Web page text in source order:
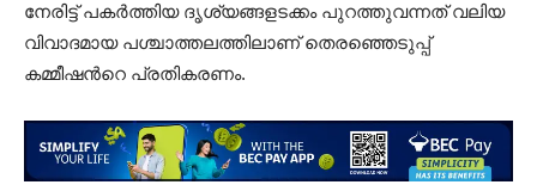
നേരിട്ട് പകർത്തിയ ദൃശ്യങ്ങളടക്കം പുറത്തുവന്നത് വലിയ
വിവാദമായ പശ്ചാത്തലത്തിലാണ് തെരഞ്ഞെടുപ്പ്
കമ്മീഷന്‍റെ പ്രതികരണം.